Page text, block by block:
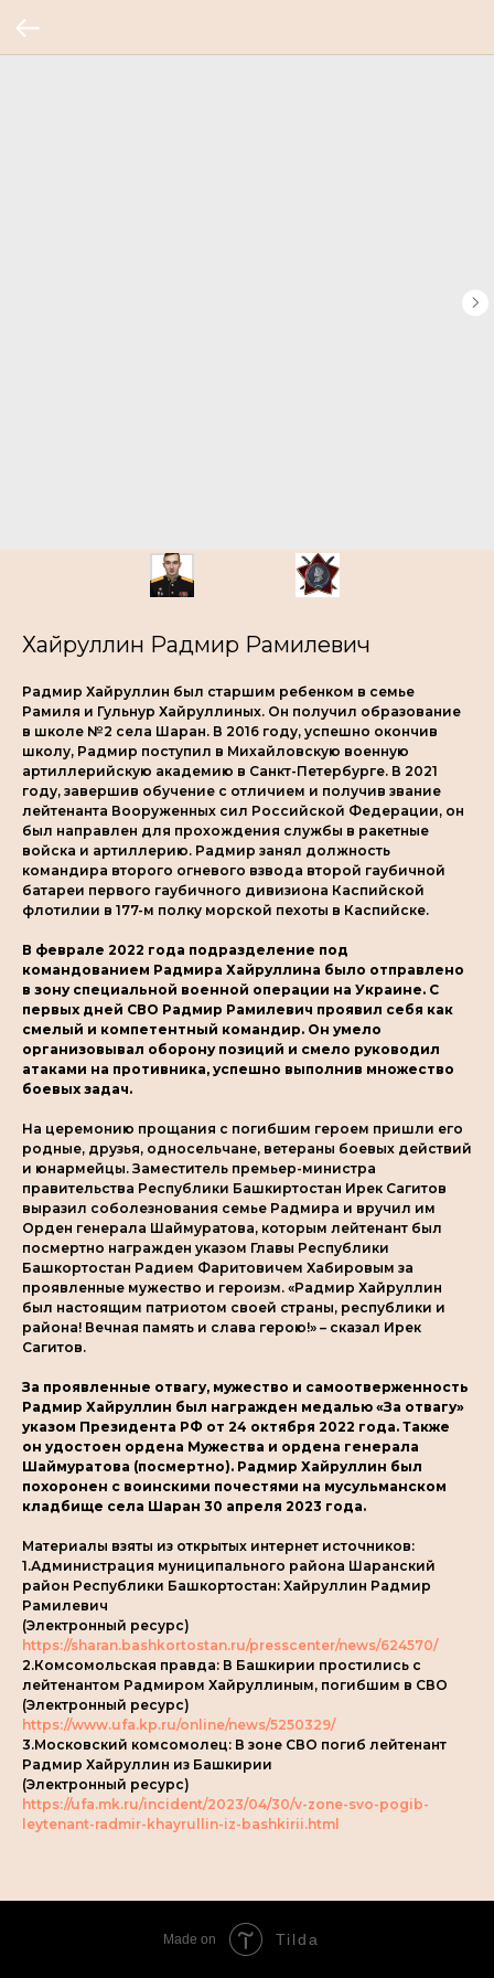
Хайруллин Радмир Рамилевич
Радмир Хайруллин был старшим ребенком в семье
Рамиля и Гульнур Хайруллиных. Он получил образование
в школе №2 села Шаран. В 2016 году, успешно окончив
школу, Радмир поступил в Михайловскую военную
артиллерийскую академию в Санкт-Петербурге. В 2021
году, завершив обучение с отличием и получив звание
лейтенанта Вооруженных сил Российской Федерации, он
был направлен для прохождения службы в ракетные
войска и артиллерию. Радмир занял должность
командира второго огневого взвода второй гаубичной
батареи первого гаубичного дивизиона Каспийской
флотилии в 177-м полку морской пехоты в Каспийске.
В феврале 2022 года подразделение под
командованием Радмира Хайруллина было отправлено
в зону специальной военной операции на Украине. С
первых дней СВО Радмир Рамилевич проявил себя как
смелый и компетентный командир. Он умело
организовывал оборону позиций и смело руководил
атаками на противника, успешно выполнив множество
боевых задач.
На церемонию прощания с погибшим героем пришли его
родные, друзья, односельчане, ветераны боевых действий
и юнармейцы. Заместитель премьер-министра
правительства Республики Башкиртостан Ирек Сагитов
выразил соболезнования семье Радмира и вручил им
Орден генерала Шаймуратова, которым лейтенант был
посмертно награжден указом Главы Республики
Башкортостан Радием Фаритовичем Хабировым за
проявленные мужество и героизм. «Радмир Хайруллин
был настоящим патриотом своей страны, республики и
района! Вечная память и слава герою!» – сказал Ирек
Сагитов.
За проявленные отвагу, мужество и самоотверженность
Радмир Хайруллин был награжден медалью «За отвагу»
указом Президента РФ от 24 октября 2022 года. Также
он удостоен ордена Мужества и ордена генерала
Шаймуратова (посмертно). Радмир Хайруллин был
похоронен с воинскими почестями на мусульманском
кладбище села Шаран 30 апреля 2023 года.
Материалы взяты из открытых интернет источников:
1.Администрация муниципального района Шаранский
район Республики Башкортостан: Хайруллин Радмир
Рамилевич
(Электронный ресурс)
https://sharan.bashkortostan.ru/presscenter/news/624570/
2.Комсомольская правда: В Башкирии простились с
лейтенантом Радмиром Хайруллиным, погибшим в СВО
(Электронный ресурс)
https://www.ufa.kp.ru/online/news/5250329/
3.Московский комсомолец: В зоне СВО погиб лейтенант
Радмир Хайруллин из Башкирии
(Электронный ресурс)
https://ufa.mk.ru/incident/2023/04/30/v-zone-svo-pogib-
leytenant-radmir-khayrullin-iz-bashkirii.html
Made on Tilda